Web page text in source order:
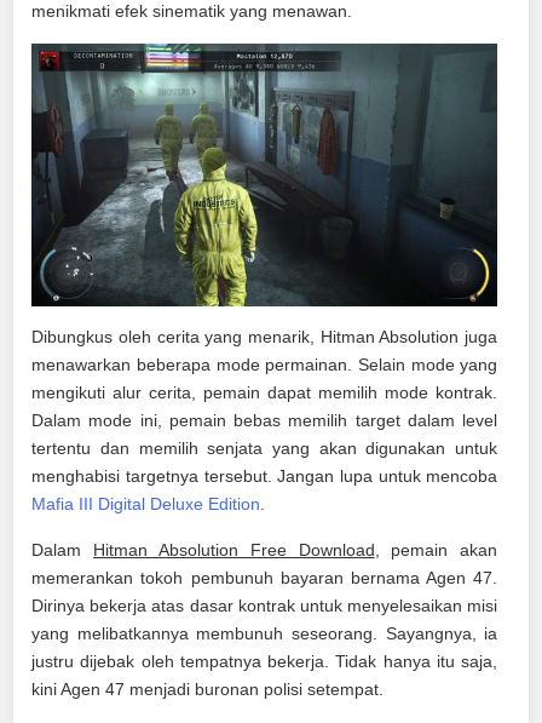
menikmati efek sinematik yang menawan.
Dibungkus oleh cerita yang menarik, Hitman Absolution juga
menawarkan beberapa mode permainan. Selain mode yang
mengikuti alur cerita, pemain dapat memilih mode kontrak.
Dalam mode ini, pemain bebas memilih target dalam level
tertentu dan memilih senjata yang akan digunakan untuk
menghabisi targetnya tersebut. Jangan lupa untuk mencoba
Mafia III Digital Deluxe Edition
Dalam Hitman Absolution Free Download , pemain akan
memerankan tokoh pembunuh bayaran bernama Agen 47.
Dirinya bekerja atas dasar kontrak untuk menyelesaikan misi
yang melibatkannya membunuh seseorang. Sayangnya, ia
justru dijebak oleh tempatnya bekerja. Tidak hanya itu saja,
kini Agen 47 menjadi buronan polisi setempat.